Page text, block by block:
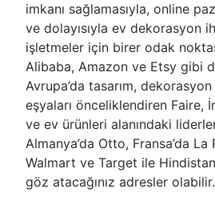
imkanı sağlamasıyla, online
ve dolayısıyla ev dekorasyon
işletmeler için birer odak
Alibaba, Amazon ve Etsy gibi
Avrupa’da tasarım,
eşyaları önceliklendiren Faire,
ve ev ürünleri alanındaki
Almanya’da Otto, Fransa’da La
Walmart ve Target ile
göz atacağınız adresler olabilir.